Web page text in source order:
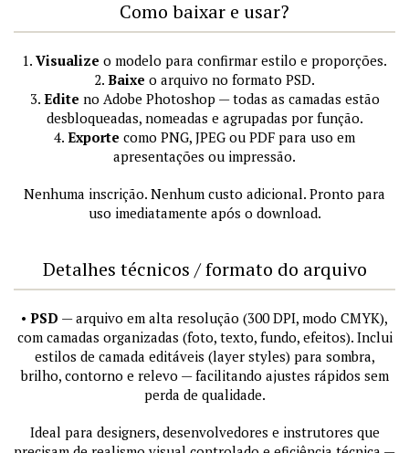
Como baixar e usar?
1. Visualize o modelo para confirmar estilo e proporções.
2. Baixe o arquivo no formato PSD.
3. Edite no Adobe Photoshop — todas as camadas estão
desbloqueadas, nomeadas e agrupadas por função.
4. Exporte como PNG, JPEG ou PDF para uso em
apresentações ou impressão.
Nenhuma inscrição. Nenhum custo adicional. Pronto para
uso imediatamente após o download.
Detalhes técnicos / formato do arquivo
• PSD — arquivo em alta resolução (300 DPI, modo CMYK),
com camadas organizadas (foto, texto, fundo, efeitos). Inclui
estilos de camada editáveis (layer styles) para sombra,
brilho, contorno e relevo — facilitando ajustes rápidos sem
perda de qualidade.
Ideal para designers, desenvolvedores e instrutores que